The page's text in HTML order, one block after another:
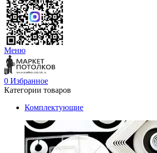
Меню
0 Избранное
Категории товаров
Комплектующие